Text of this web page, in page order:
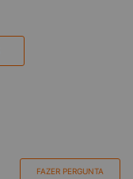
FAZER PERGUNTA